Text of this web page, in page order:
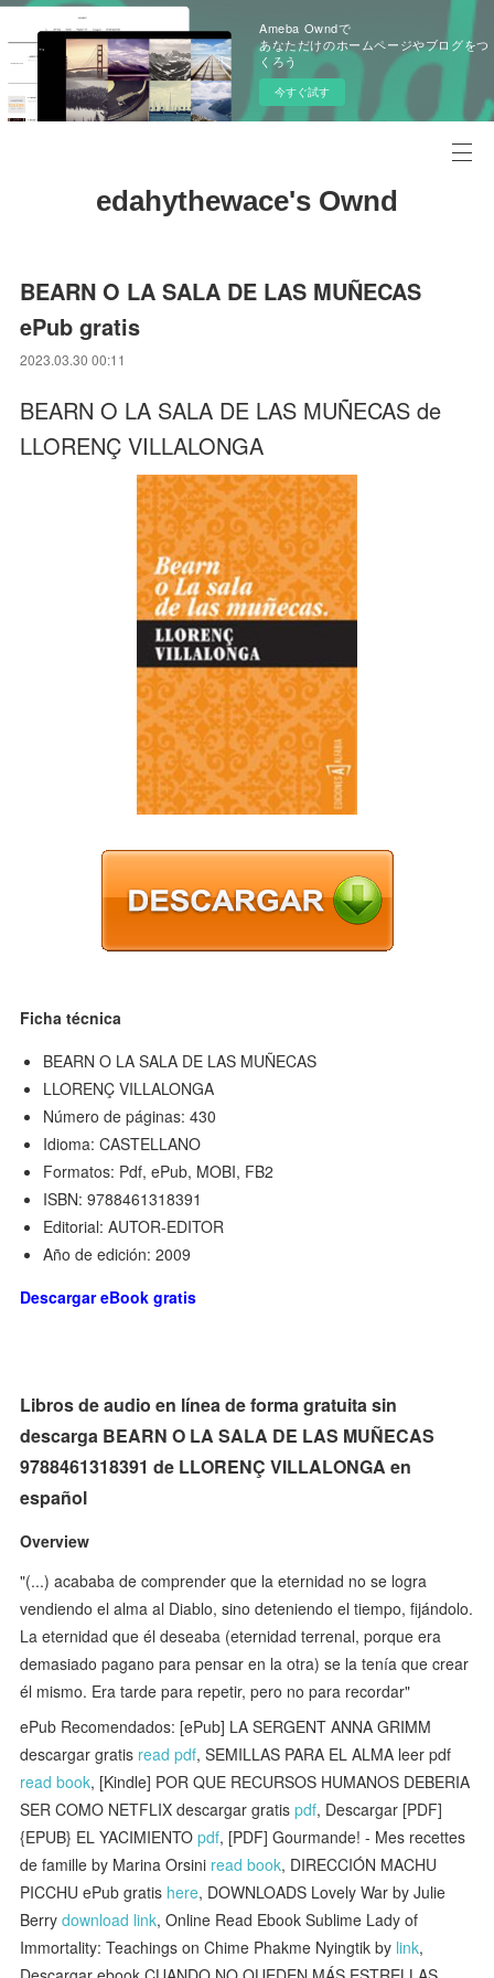
Ameba Owndで
あなただけのホームページやブログをつ
くろう
今すぐ試す
edahythewace's Ownd
BEARN O LA SALA DE LAS MUÑECAS
ePub gratis
2023.03.30 00:11
BEARN O LA SALA DE LAS MUÑECAS de
LLORENÇ VILLALONGA
Ficha técnica
BEARN O LA SALA DE LAS MUÑECAS
LLORENÇ VILLALONGA
Número de páginas: 430
Idioma: CASTELLANO
Formatos: Pdf, ePub, MOBI, FB2
ISBN: 9788461318391
Editorial: AUTOR-EDITOR
Año de edición: 2009
Descargar eBook gratis
Libros de audio en línea de forma gratuita sin
descarga BEARN O LA SALA DE LAS MUÑECAS
9788461318391 de LLORENÇ VILLALONGA en
español
Overview
"(...) acababa de comprender que la eternidad no se logra
vendiendo el alma al Diablo, sino deteniendo el tiempo, fijándolo.
La eternidad que él deseaba (eternidad terrenal, porque era
demasiado pagano para pensar en la otra) se la tenía que crear
él mismo. Era tarde para repetir, pero no para recordar"
ePub Recomendados: [ePub] LA SERGENT ANNA GRIMM
descargar gratis read pdf, SEMILLAS PARA EL ALMA leer pdf
read book, [Kindle] POR QUE RECURSOS HUMANOS DEBERIA
SER COMO NETFLIX descargar gratispdf, Descargar [PDF]
{EPUB} EL YACIMIENTOpdf, [PDF] Gourmande! - Mes recettes
de famille by Marina Orsini read book, DIRECCIÓN MACHU
PICCHU ePub gratis here, DOWNLOADS Lovely War by Julie
Berrydownload link, Online Read Ebook Sublime Lady of
Immortality: Teachings on Chime Phakme Nyingtik by link,